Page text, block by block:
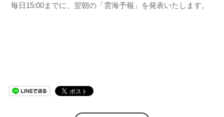
毎日15:00までに、翌朝の「雲海予報」を発表いたします。